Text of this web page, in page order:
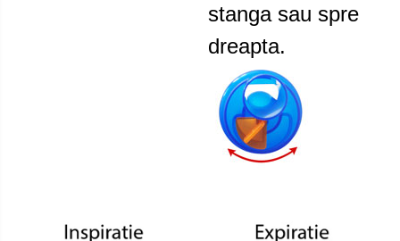
stanga sau spre
dreapta.